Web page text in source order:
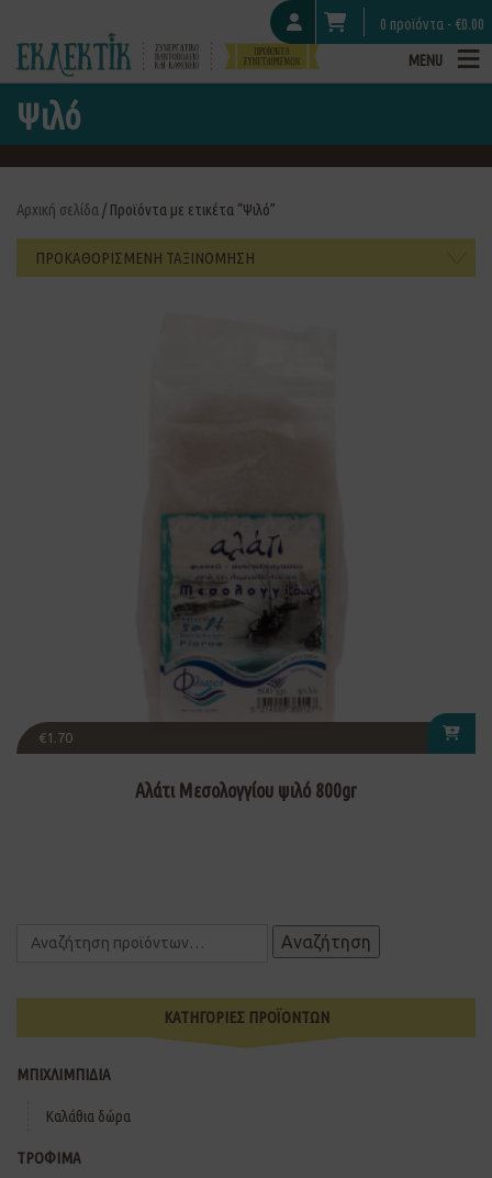
0 προϊόντα - €0.00
MENU
Ψιλό
Αρχική σελίδα / Προϊόντα με ετικέτα “Ψιλό”
€1.70
Αλάτι Μεσολογγίου ψιλό 800gr
Αναζήτηση
ΚΑΤΗΓΟΡΙΕΣ ΠΡΟΪΟΝΤΩΝ
ΜΠΙΧΛΙΜΠΙΔΙΑ
Καλάθια δώρα
ΤΡΟΦΙΜΑ